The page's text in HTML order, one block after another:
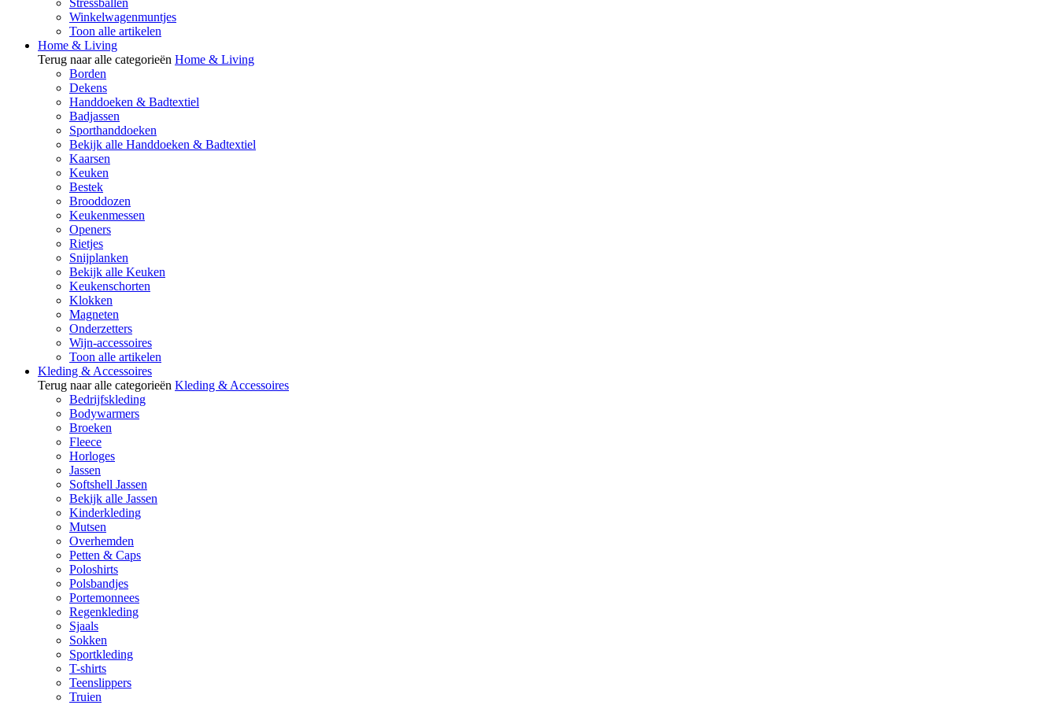
Stressballen
Winkelwagenmuntjes
Toon alle artikelen
Home & Living
Terug naar alle categorieën Home & Living
Borden
Dekens
Handdoeken & Badtextiel
Badjassen
Sporthanddoeken
Bekijk alle Handdoeken & Badtextiel
Kaarsen
Keuken
Bestek
Brooddozen
Keukenmessen
Openers
Rietjes
Snijplanken
Bekijk alle Keuken
Keukenschorten
Klokken
Magneten
Onderzetters
Wijn-accessoires
Toon alle artikelen
Kleding & Accessoires
Terug naar alle categorieën Kleding & Accessoires
Bedrijfskleding
Bodywarmers
Broeken
Fleece
Horloges
Jassen
Softshell Jassen
Bekijk alle Jassen
Kinderkleding
Mutsen
Overhemden
Petten & Caps
Poloshirts
Polsbandjes
Portemonnees
Regenkleding
Sjaals
Sokken
Sportkleding
T-shirts
Teenslippers
Truien